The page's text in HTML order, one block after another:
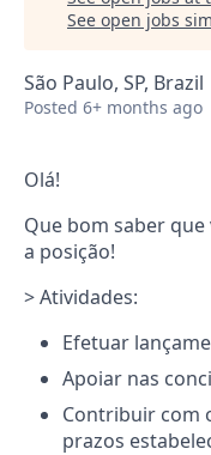
See open jobs
São Paulo, SP, Brazil
Posted 6+ months ago
Olá!
Que bom saber
a posição!
> Atividades:
Efetuar
Apoiar nas
Contribuir com
prazos